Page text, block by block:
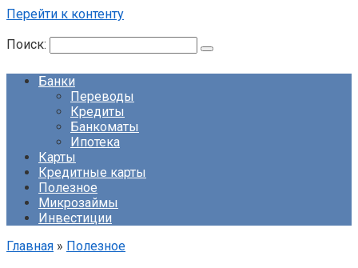
Перейти к контенту
Поиск:
Банки
Переводы
Кредиты
Банкоматы
Ипотека
Карты
Кредитные карты
Полезное
Микрозаймы
Инвестиции
Главная » Полезное